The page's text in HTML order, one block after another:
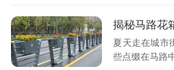
夏天走在城市
些点缀在马路